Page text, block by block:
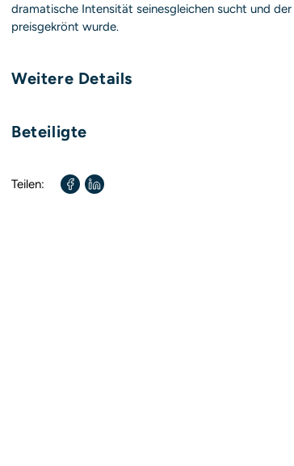
dramatische Intensität seinesgleichen sucht und
preisgekrönt wurde.
Weitere Details
Beteiligte
Autor / Autorin:
Teilen: